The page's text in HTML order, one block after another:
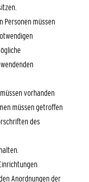
Personen müssen
vorhanden
müssen getroffen
des
Anordnungen der